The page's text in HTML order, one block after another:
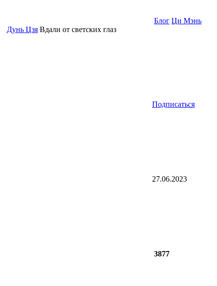
Блог Ци Мэнь
Дунь Цзя Вдали от светских глаз
Подписаться
27.06.2023
3877